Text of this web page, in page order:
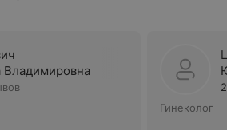
Владимировна
Гинеколог